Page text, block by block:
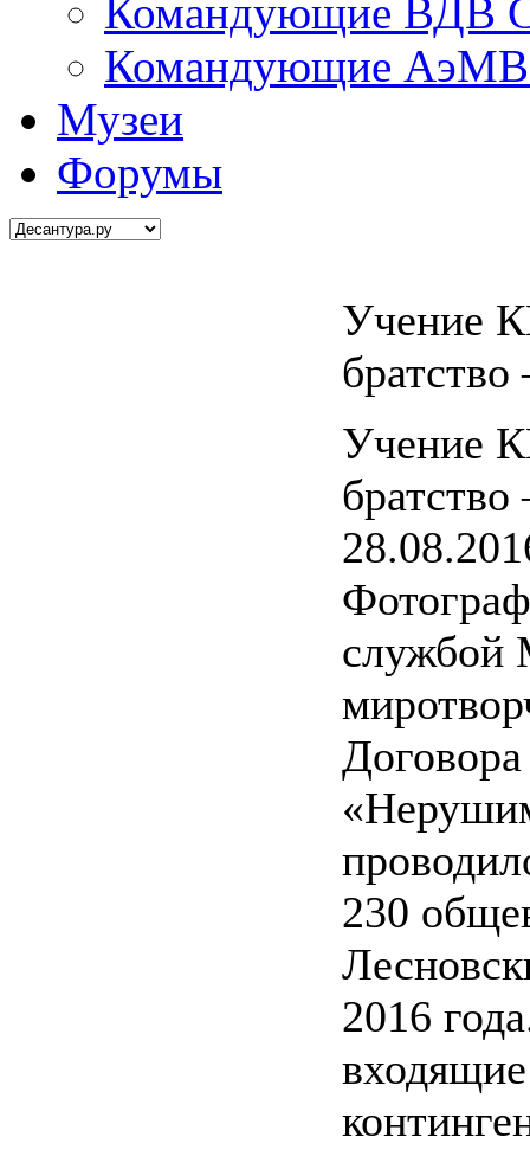
Командующие ВДВ
Командующие АэМВ
Музеи
Форумы
Учение
братство
Учение
братство
службой
230
2016